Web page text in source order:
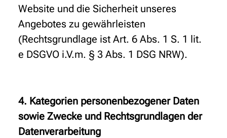
Website und die Sicherheit unseres
Angebotes zu gewährleisten
(Rechtsgrundlage ist Art. 6 Abs. 1 S. 1 lit.
e DSGVO i.V.m. § 3 Abs. 1 DSG NRW).
4. Kategorien personenbezogener Daten
sowie Zwecke und Rechtsgrundlagen der
Datenverarbeitung